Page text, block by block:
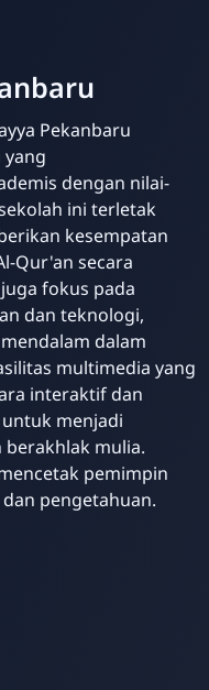
Pekanbaru
dengan nilai-
ini terletak
kesempatan
Qur'an secara
fokus pada
dan teknologi,
dalam
multimedia yang
interaktif dan
menjadi
mulia.
pemimpin
pengetahuan.